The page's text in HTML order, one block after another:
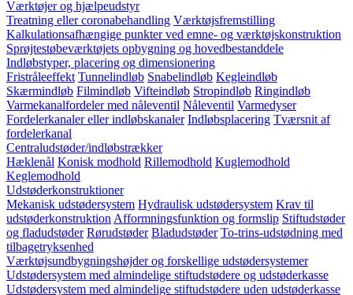
Værktøjer og hjælpeudstyr
Treatning eller coronabehandling Værktøjsfremstilling
Kalkulationsafhængige punkter ved emne- og værktøjskonstruktion
Sprøjtestøbeværktøjets opbygning og hovedbestanddele
Indløbstyper, placering og dimensionering
Fristråleeffekt Tunnelindløb Snabelindløb Kegleindløb
Skærmindløb Filmindløb Vifteindløb Stropindløb Ringindløb
Varmekanalfordeler med nåleventil Nåleventil Varmedyser
Fordelerkanaler eller indløbskanaler Indløbsplacering Tværsnit af
fordelerkanal
Centraludstøder/indløbstrækker
Hæklenål Konisk modhold Rillemodhold Kuglemodhold
Keglemodhold
Udstøderkonstruktioner
Mekanisk udstødersystem Hydraulisk udstødersystem Krav til
udstøderkonstruktion Afformningsfunktion og formslip Stiftudstøder
og fladudstøder Rørudstøder Bladudstøder To-trins-udstødning med
tilbagetryksenhed
Værktøjsundbygningshøjder og forskellige udstødersystemer
Udstødersystem med almindelige stiftudstødere og udstøderkasse
Udstødersystem med almindelige stiftudstødere uden udstøderkasse